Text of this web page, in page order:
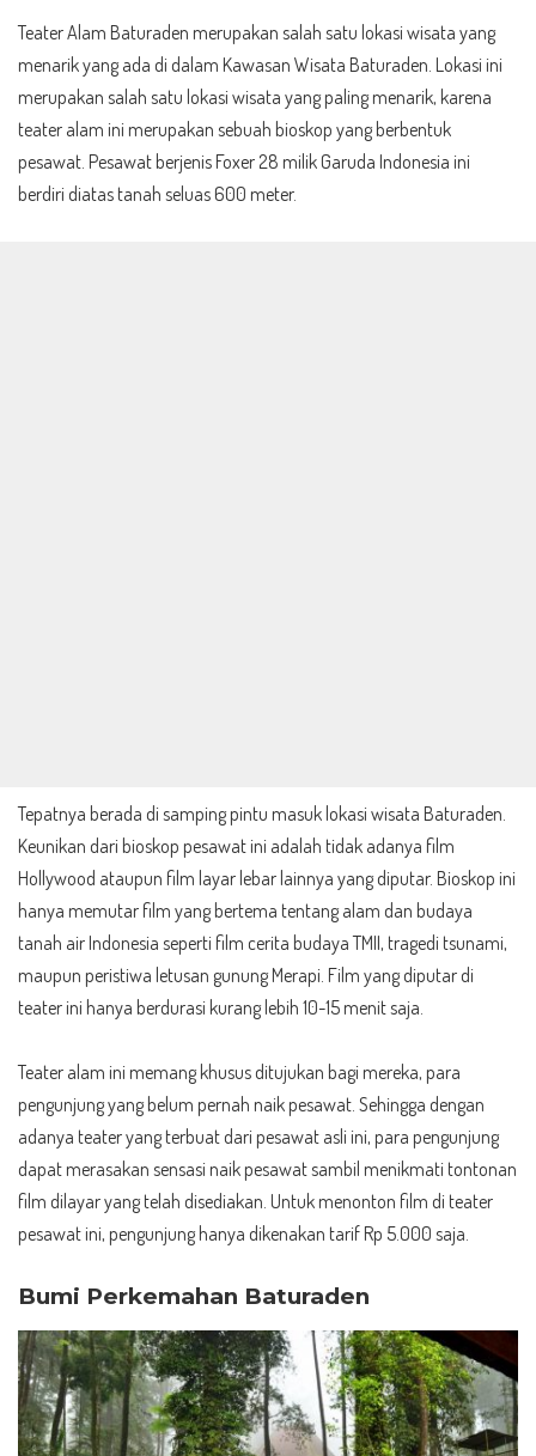
Teater Alam Baturaden merupakan salah satu lokasi wisata yang
menarik yang ada di dalam Kawasan Wisata Baturaden. Lokasi ini
merupakan salah satu lokasi wisata yang paling menarik, karena
teater alam ini merupakan sebuah bioskop yang berbentuk
pesawat. Pesawat berjenis Foxer 28 milik Garuda Indonesia ini
berdiri diatas tanah seluas 600 meter.
Tepatnya berada di samping pintu masuk lokasi wisata Baturaden.
Keunikan dari bioskop pesawat ini adalah tidak adanya film
Hollywood ataupun film layar lebar lainnya yang diputar. Bioskop ini
hanya memutar film yang bertema tentang alam dan budaya
tanah air Indonesia seperti film cerita budaya TMII, tragedi tsunami,
maupun peristiwa letusan gunung Merapi. Film yang diputar di
teater ini hanya berdurasi kurang lebih 10-15 menit saja.
Teater alam ini memang khusus ditujukan bagi mereka, para
pengunjung yang belum pernah naik pesawat. Sehingga dengan
adanya teater yang terbuat dari pesawat asli ini, para pengunjung
dapat merasakan sensasi naik pesawat sambil menikmati tontonan
film dilayar yang telah disediakan. Untuk menonton film di teater
pesawat ini, pengunjung hanya dikenakan tarif Rp 5.000 saja.
Bumi Perkemahan Baturaden